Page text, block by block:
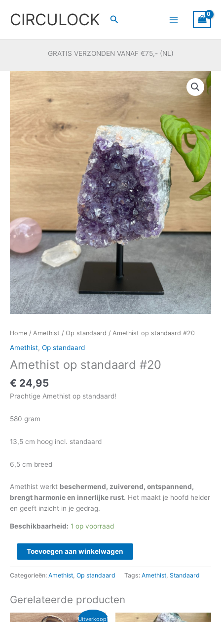
naar
inhoud
CIRCULOCK Zoeken
GRATIS VERZONDEN VANAF €75,- (NL)
Home / Amethist / Op standaard / Amethist op standaard #20
Amethist, Op standaard
Amethist op standaard #20
€ 24,95
Prachtige Amethist op standaard!
580 gram
13,5 cm hoog incl. standaard
6,5 cm breed
Amethist werkt beschermend, zuiverend, ontspannend,
brengt harmonie en innerlijke rust. Het maakt je hoofd helder
en geeft inzicht in je gedrag.
Beschikbaarheid: 1 op voorraad
Amethist
standaard
#20
aantal
Toevoegen aan winkelwagen
Categorieën: Amethist Op standaard Tags: Amethist Standaard
Gerelateerde producten
Uitverkoop!
Oorspronkelijke
Huidige